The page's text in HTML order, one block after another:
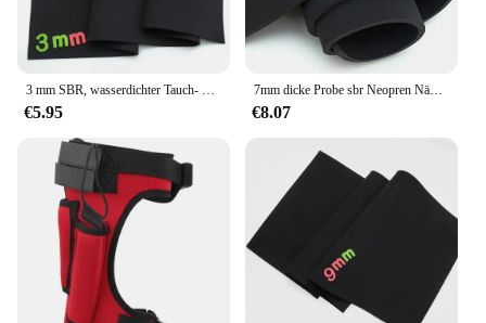
3 mm SBR, wasserdichter Tauch- und Stoßschutz, Neoprenanzug. Doppelseitiger Neopren-Nähstoff, dehnbar, andere
€5.95
7mm dicke Probe sbr Neopren Näh stoff wasserdicht wind dicht Tauchen stoßfest stoßfest Stoff
€8.07